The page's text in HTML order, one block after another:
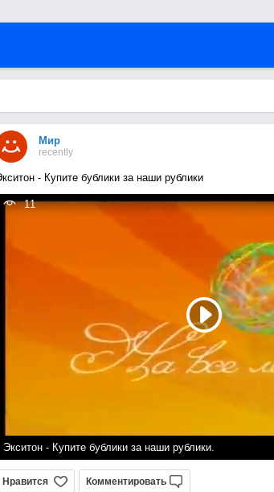
Мир
recently
- Купите бублики за наши рублики
11
Экситон - Купите бублики за наши рублики.
Нравится Комментировать